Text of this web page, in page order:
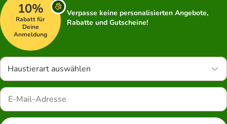
10%
Rabatt für
Deine
Anmeldung
Verpasse keine personalisierten Angebote,
Rabatte und Gutscheine!
Haustierart auswählen